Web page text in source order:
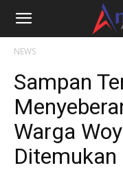
NEWS
Sampan
Warga
Ditemukan